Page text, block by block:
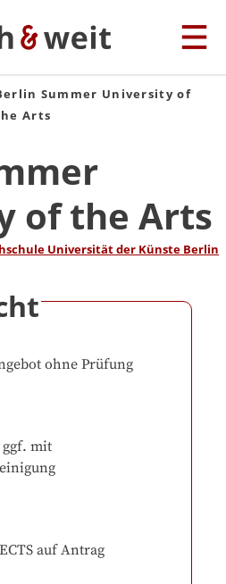
Summer University of
Arts
of the Arts
ohne Prüfung
ggf. mit
auf Antrag